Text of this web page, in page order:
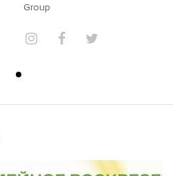
Group